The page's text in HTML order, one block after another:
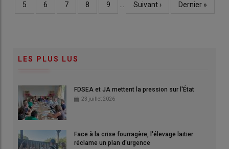
Page
5 Page
6 Page
7 Page
8 Page
9
Page
Suivant ›
Dernière
Dernier »
LES PLUS LUS
FDSEA et JA mettent la pression sur l'État
23 juillet 2026
Face à la crise fourragère, l'élevage laitier
réclame un plan d'urgence